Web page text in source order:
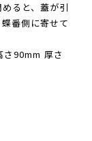
ると、蓋が引
番側に寄せて
さ90mm 厚さ